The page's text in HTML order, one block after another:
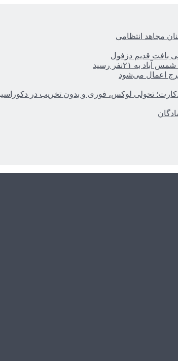
مجاهد انتظامی
۲۱نفر رسید
اعمال می‌شود
دکارت؛ تحولی لوکس، فوری و بدون تخریب در